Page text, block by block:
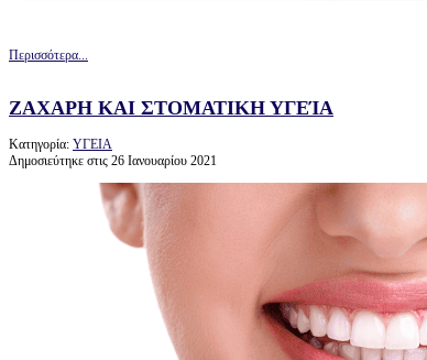
Περισσότερα...
ΖΑΧΑΡΗ ΚΑΙ ΣΤΟΜΑΤΙΚΗ ΥΓΕΊΑ
Κατηγορία: ΥΓΕΙΑ
Δημοσιεύτηκε στις 26 Ιανουαρίου 2021